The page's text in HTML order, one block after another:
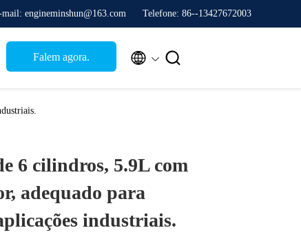
engineminshun@163.com Telefone: 86--13427672003
Falem agora.  
6 cilindros, 5.9L com
adequado para
industriais.